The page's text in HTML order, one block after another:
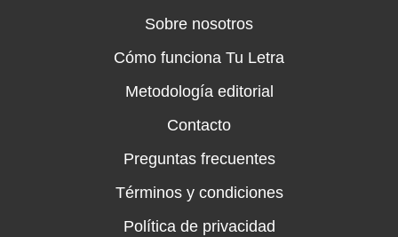
Sobre nosotros
Cómo funciona Tu Letra
Metodología editorial
Contacto
Preguntas frecuentes
Términos y condiciones
Política de privacidad